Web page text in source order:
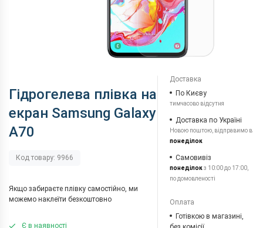
Гідрогелева плівка на
екран Samsung Galaxy
A70
Код товару: 9966
Якщо забираєте плівку самостійно, ми
можемо наклеїти безкоштовно
Є в наявності
Доставка
По Києву
тимчасово відсутня
Доставка по Україні
Новою поштою, відправимо в
понеділок
Самовивіз
понеділокз 10:00 до 17:00,
по домовленості
Оплата
Готівкою в магазині,